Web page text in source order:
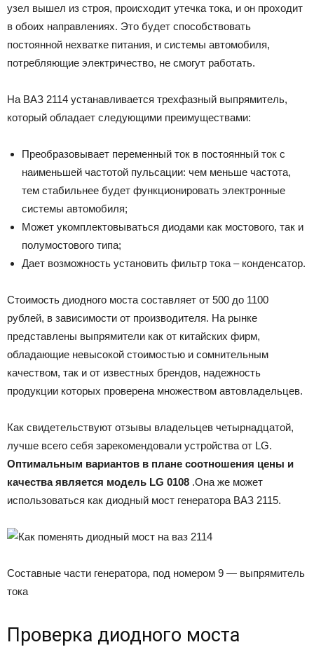
узел вышел из строя, происходит утечка тока, и он проходит
в обоих направлениях. Это будет способствовать
постоянной нехватке питания, и системы автомобиля,
потребляющие электричество, не смогут работать.
На ВАЗ 2114 устанавливается трехфазный выпрямитель,
который обладает следующими преимуществами:
Преобразовывает переменный ток в постоянный ток с
наименьшей частотой пульсации: чем меньше частота,
тем стабильнее будет функционировать электронные
системы автомобиля;
Может укомплектовываться диодами как мостового, так и
полумостового типа;
Дает возможность установить фильтр тока – конденсатор.
Стоимость диодного моста составляет от 500 до 1100
рублей, в зависимости от производителя. На рынке
представлены выпрямители как от китайских фирм,
обладающие невысокой стоимостью и сомнительным
качеством, так и от известных брендов, надежность
продукции которых проверена множеством автовладельцев.
Как свидетельствуют отзывы владельцев четырнадцатой,
лучше всего себя зарекомендовали устройства от LG.
Оптимальным вариантов в плане соотношения цены и
качества является модель LG 0108 .Она же может
использоваться как диодный мост генератора ВАЗ 2115.
Составные части генератора, под номером 9 — выпрямитель
тока
Проверка диодного моста